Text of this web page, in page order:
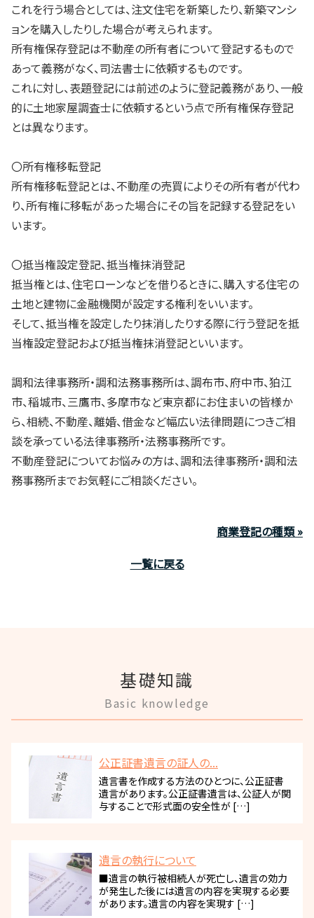
これを行う場合としては、注文住宅を新築したり、新築マンシ
ョンを購入したりした場合が考えられます。
所有権保存登記は不動産の所有者について登記するもので
あって義務がなく、司法書士に依頼するものです。
これに対し、表題登記には前述のように登記義務があり、一般
的に土地家屋調査士に依頼するという点で所有権保存登記
とは異なります。
〇所有権移転登記
所有権移転登記とは、不動産の売買によりその所有者が代わ
り、所有権に移転があった場合にその旨を記録する登記をい
います。
〇抵当権設定登記、抵当権抹消登記
抵当権とは、住宅ローンなどを借りるときに、購入する住宅の
土地と建物に金融機関が設定する権利をいいます。
そして、抵当権を設定したり抹消したりする際に行う登記を抵
当権設定登記および抵当権抹消登記といいます。
調和法律事務所・調和法務事務所は、調布市、府中市、狛江
市、稲城市、三鷹市、多摩市など東京都にお住まいの皆様か
ら、相続、不動産、離婚、借金など幅広い法律問題につきご相
談を承っている法律事務所・法務事務所です。
不動産登記についてお悩みの方は、調和法律事務所・調和法
務事務所までお気軽にご相談ください。
商業登記の種類 »
一覧に戻る
基礎知識
Basic knowledge
公正証書遺言の証人の...
遺言書を作成する方法のひとつに、公正証書
遺言があります。公正証書遺言は、公証人が関
与することで形式面の安全性が […]
遺言の執行について
■遺言の執行被相続人が死亡し、遺言の効力
が発生した後には遺言の内容を実現する必要
があります。遺言の内容を実現す […]